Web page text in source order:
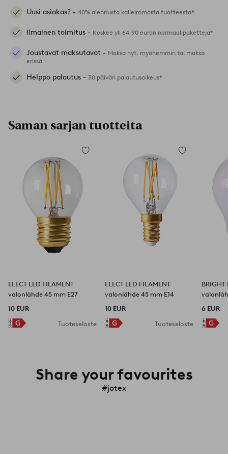
Uusi asiakas? - 40% alennusta kalleimmasta tuotteesta*
Ilmainen toimitus - Koskee yli 64,90 euron normaalipaketteja*
Joustavat maksutavat - Maksa nyt, myöhemmin tai maksa
erissä
Helppo palautus - 30 päivän palautusoikeus*
Saman sarjan tuotteita
Lisää
ELECT LED FILAMENT
valonlähde 45 mm E27
10 EUR
Tuoteseloste
Lisää
ELECT LED FILAMENT
valonlähde 45 mm E14
10 EUR
Tuoteseloste
BRIGHT
6 EUR
Share your favourites
#jotex